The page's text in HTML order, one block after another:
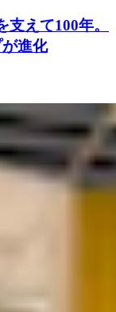
支えて100年。
進化